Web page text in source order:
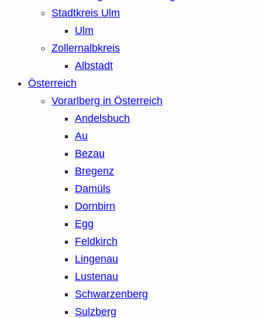
Stadtkreis Ulm
Ulm
Zollernalbkreis
Albstadt
Österreich
Vorarlberg in Österreich
Andelsbuch
Au
Bezau
Bregenz
Damüls
Dornbirn
Egg
Feldkirch
Lingenau
Lustenau
Schwarzenberg
Sulzberg